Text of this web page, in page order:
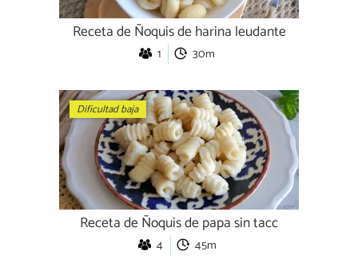
Receta de Ñoquis de harina leudante
1 30m
Dificultad baja
Receta de Ñoquis de papa sin tacc
4 45m